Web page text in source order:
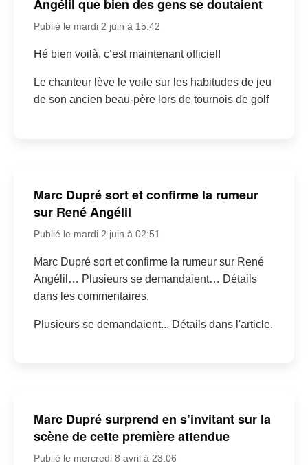
Angélil que bien des gens se doutaient
Publié le mardi 2 juin à 15:42
Hé bien voilà, c’est maintenant officiel!
Le chanteur lève le voile sur les habitudes de jeu
de son ancien beau-père lors de tournois de golf
Marc Dupré sort et confirme la rumeur
sur René Angélil
Publié le mardi 2 juin à 02:51
Marc Dupré sort et confirme la rumeur sur René
Angélil… Plusieurs se demandaient… Détails
dans les commentaires.
Plusieurs se demandaient... Détails dans l'article.
Marc Dupré surprend en s’invitant sur la
scène de cette première attendue
Publié le mercredi 8 avril à 23:06